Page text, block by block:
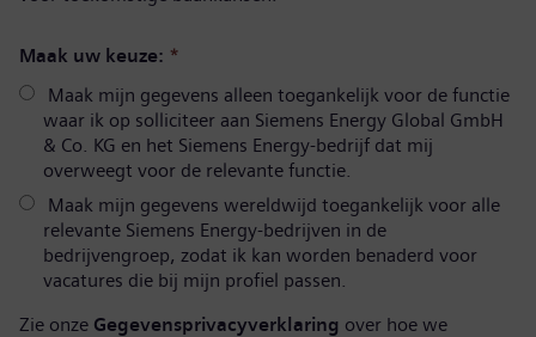
Maak uw keuze: *
Maak mijn gegevens alleen toegankelijk voor de functie
waar ik op solliciteer aan Siemens Energy Global GmbH
& Co. KG en het Siemens Energy-bedrijf dat mij
overweegt voor de relevante functie.
Maak mijn gegevens wereldwijd toegankelijk voor alle
relevante Siemens Energy-bedrijven in de
bedrijvengroep, zodat ik kan worden benaderd voor
vacatures die bij mijn profiel passen.
Zie onze Gegevensprivacyverklaring over hoe we